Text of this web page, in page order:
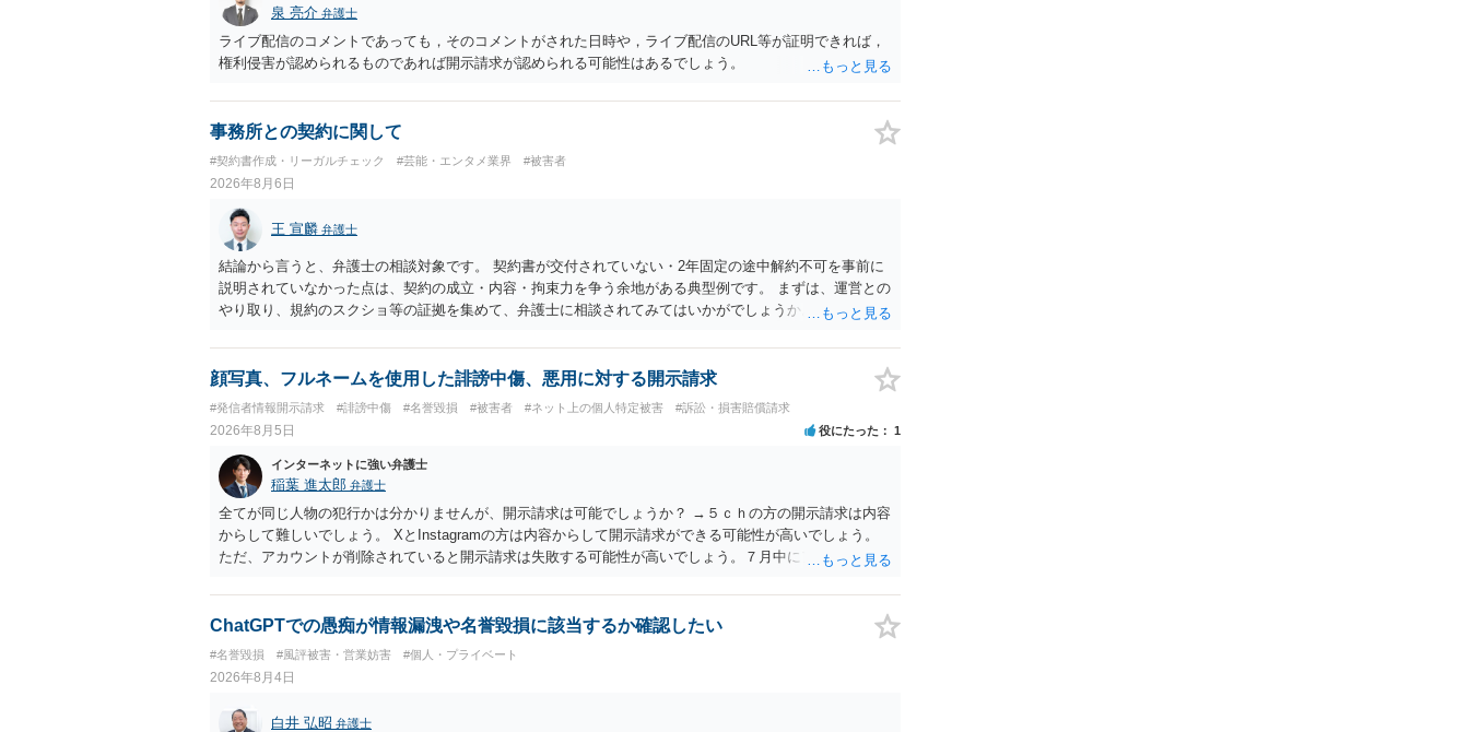
泉 亮介 弁護士
ライブ配信のコメントであっても，そのコメントがされた日時や，ライブ配信のURL等が証明できれば，
権利侵害が認められるものであれば開示請求が認められる可能性はあるでしょう。
事務所との契約に関して
#契約書作成・リーガルチェック #芸能・エンタメ業界 #被害者
2026年8月6日
王 宣麟 弁護士
結論から言うと、弁護士の相談対象です。 契約書が交付されていない・2年固定の途中解約不可を事前に
説明されていなかった点は、契約の成立・内容・拘束力を争う余地がある典型例です。 まずは、運営との
やり取り、規約のスクショ等の証拠を集めて、弁護士に相談されてみてはいかがでしょうか。 また同時並
顔写真、フルネームを使用した誹謗中傷、悪用に対する開示請求
#発信者情報開示請求 #誹謗中傷 #名誉毀損 #被害者 #ネット上の個人特定被害 #訴訟・損害賠償請求
2026年8月5日 役にたった 1
インターネットに強い弁護士
稲葉 進太郎 弁護士
全てが同じ人物の犯行かは分かりませんが、開示請求は可能でしょうか？ →５ｃｈの方の開示請求は内容
からして難しいでしょう。 XとInstagramの方は内容からして開示請求ができる可能性が高いでしょう。
ただ、アカウントが削除されていると開示請求は失敗する可能性が高いでしょう。７月中にアカウントが
相手に全ての弁護士費用を負担させることは可能でしょうか？ →訴訟外の交渉で相手方が認めれば負担さ
せることができるでしょう。訴訟で判決となった場合は、実際の弁護士費用が認められる場合と認められ
ChatGPTでの愚痴が情報漏洩や名誉毀損に該当するか確認したい
#名誉毀損 #風評被害・営業妨害 #個人・プライベート
2026年8月4日
白井 弘昭 弁護士